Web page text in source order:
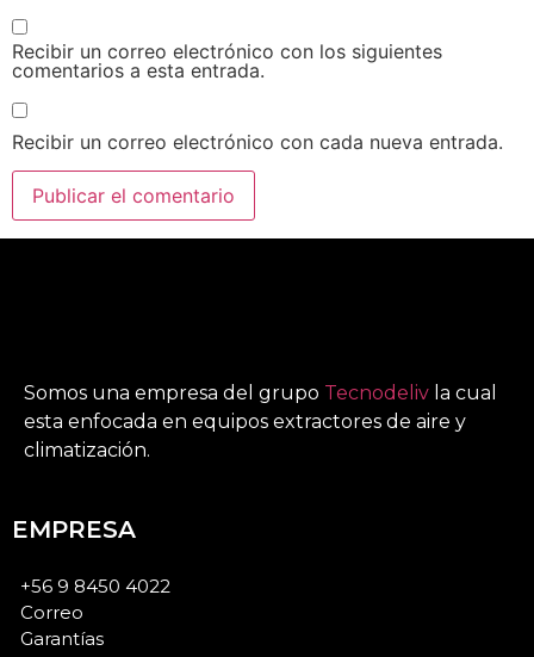
Recibir un correo electrónico con los siguientes
comentarios a esta entrada.
Recibir un correo electrónico con cada nueva entrada.
Somos una empresa del grupo Tecnodeliv la cual
esta enfocada en equipos extractores de aire y
climatización.
EMPRESA
+56 9 8450 4022
Correo
Garantías